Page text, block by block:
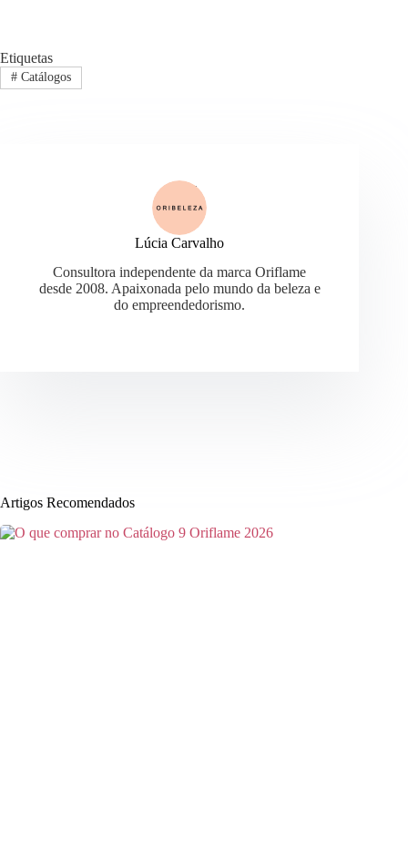
Etiquetas
#Catálogos
Lúcia Carvalho
Consultora independente da marca Oriflame
desde 2008. Apaixonada pelo mundo da beleza e
do empreendedorismo.
Artigos Recomendados